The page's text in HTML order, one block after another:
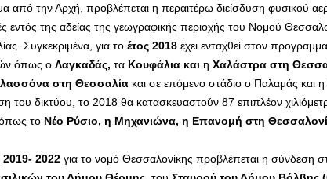
από την Αρχή, προβλέπεται η περαιτέρω διείσδυση φυσικού
εντός της αδείας της γεωγραφικής περιοχής του Νομού
Συγκεκριμένα, για το έτος 2018 έχει ενταχθεί στον
όπως ο Λαγκαδάς, τα Κουφάλια και η Χαλάστρα στη
στη Θεσσαλία και σε επόμενο στάδιο ο Παλαμάς και
του δικτύου, το 2018 θα κατασκευαστούν 87 επιπλέον
το Νέο Ρύσιο, η Μηχανιώνα, η Επανομή στη
2019- 2022 για το νομό Θεσσαλονίκης προβλέπεται η σύνδεση